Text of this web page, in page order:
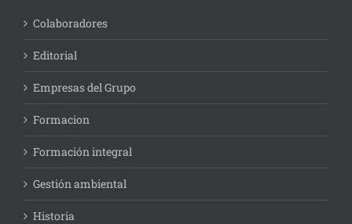
Colaboradores
Editorial
Empresas del Grupo
Formacion
Formación integral
Gestión ambiental
Historia